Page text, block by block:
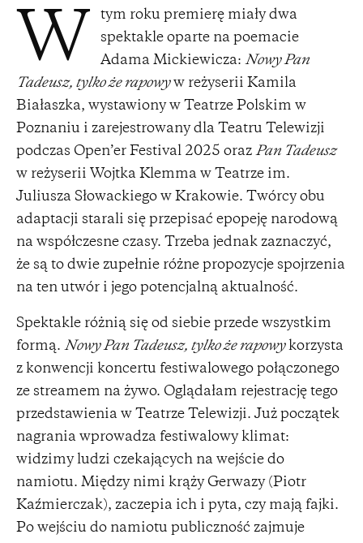
W
tym roku premierę miały dwa
spektakle oparte na poemacie
Adama Mickiewicza: Nowy Pan
Tadeusz, tylko że rapowyw reżyserii Kamila
Białaszka, wystawiony w Teatrze Polskim w
Poznaniu i zarejestrowany dla Teatru Telewizji
podczas Open’er Festival 2025 oraz Pan Tadeusz
w reżyserii Wojtka Klemma w Teatrze im.
Juliusza Słowackiego w Krakowie. Twórcy obu
adaptacji starali się przepisać epopeję narodową
na współczesne czasy. Trzeba jednak zaznaczyć,
że są to dwie zupełnie różne propozycje spojrzenia
na ten utwór i jego potencjalną aktualność.
Spektakle różnią się od siebie przede wszystkim
formą. Nowy Pan Tadeusz, tylko że rapowykorzysta
z konwencji koncertu festiwalowego połączonego
ze streamem na żywo. Oglądałam rejestrację tego
przedstawienia w Teatrze Telewizji. Już początek
nagrania wprowadza festiwalowy klimat:
widzimy ludzi czekających na wejście do
namiotu. Między nimi krąży Gerwazy (Piotr
Kaźmierczak), zaczepia ich i pyta, czy mają fajki.
Po wejściu do namiotu publiczność zajmuje